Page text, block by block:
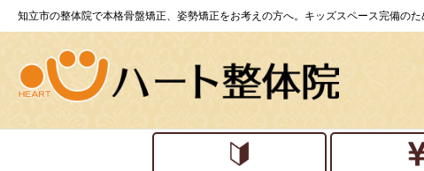
知立市の整体院で本格骨盤矯正、姿勢矯正をお考えの方へ。キッズスペース完備のた